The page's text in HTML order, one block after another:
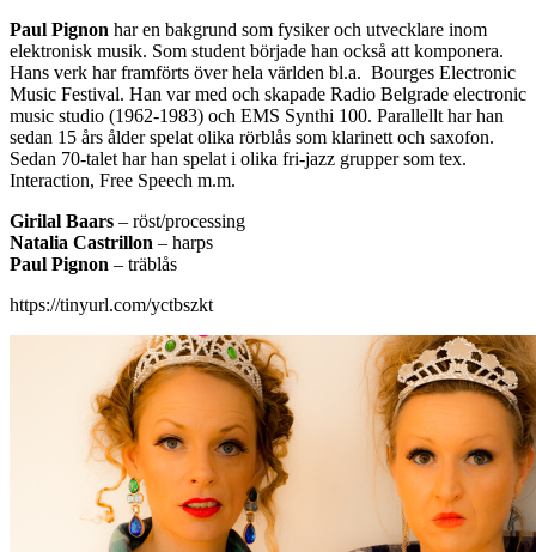
Paul Pignon har en bakgrund som fysiker och utvecklare inom
elektronisk musik. Som student började han också att komponera.
Hans verk har framförts över hela världen bl.a. Bourges Electronic
Music Festival. Han var med och skapade Radio Belgrade electronic
music studio (1962-1983) och EMS Synthi 100. Parallellt har han
sedan 15 års ålder spelat olika rörblås som klarinett och saxofon.
Sedan 70-talet har han spelat i olika fri-jazz grupper som tex.
Interaction, Free Speech m.m.
Girilal Baars – röst/processing
Natalia Castrillon – harps
Paul Pignon – träblås
https://tinyurl.com/yctbszkt